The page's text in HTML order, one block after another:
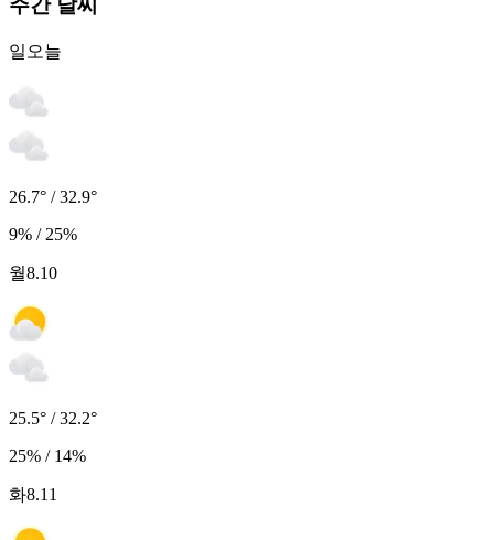
주간 날씨
일 오늘
26.7° / 32.9°
9% / 25%
월8.10
25.5° / 32.2°
25% / 14%
화8.11